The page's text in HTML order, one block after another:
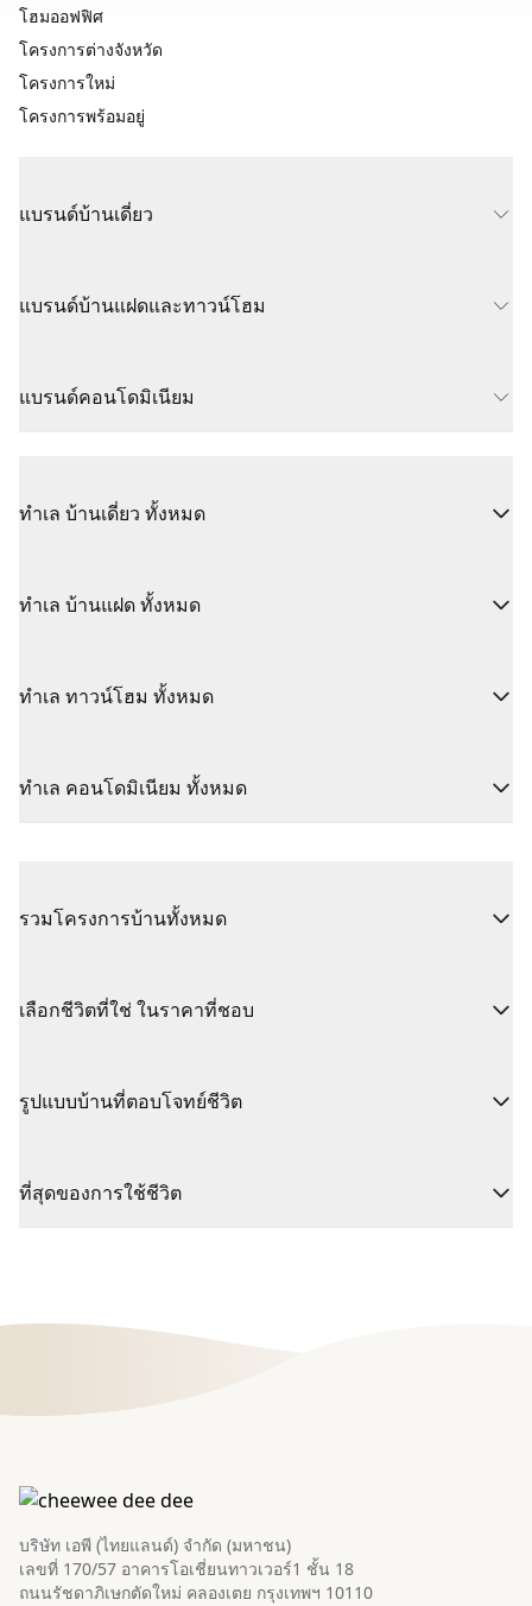
โฮมออฟฟิศ
โครงการต่างจังหวัด
โครงการใหม่
โครงการพร้อมอยู่
แบรนด์บ้านเดี่ยว
แบรนด์บ้านแฝดและทาวน์โฮม
แบรนด์คอนโดมิเนียม
ทำเล บ้านเดี่ยว ทั้งหมด
ทำเล บ้านแฝด ทั้งหมด
ทำเล ทาวน์โฮม ทั้งหมด
ทำเล คอนโดมิเนียม ทั้งหมด
รวมโครงการบ้านทั้งหมด
เลือกชีวิตที่ใช่ ในราคาที่ชอบ
รูปแบบบ้านที่ตอบโจทย์ชีวิต
ที่สุดของการใช้ชีวิต
บริษัท เอพี (ไทยแลนด์) จำกัด (มหาชน)
เลขที่ 170/57 อาคารโอเชี่ยนทาวเวอร์1 ชั้น 18
ถนนรัชดาภิเษกตัดใหม่ คลองเตย กรุงเทพฯ 10110